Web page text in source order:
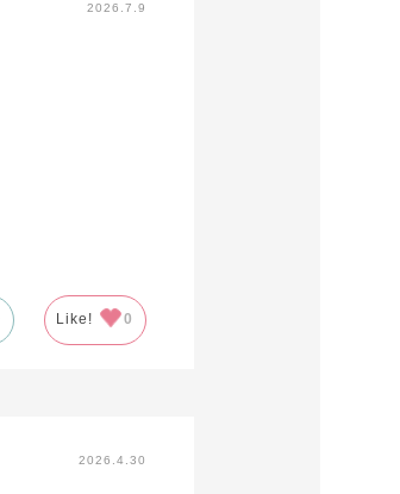
2026.7.9
Like! 0
2026.4.30